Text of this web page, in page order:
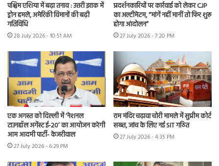
पश्चिम एशिया में बढ़ा तनाव : उत्तरी इराक में
ड्रोन हमले, अमेरिकी विमानों की बढ़ी
गतिविधि
28 July 2026 - 10:51 AM
प्रदर्शनकारियों पर कार्रवाई को लेकर CJP
का अल्टीमेटम, “मांगें नहीं मानीं तो फिर शुरू
होगा आंदोलन”
27 July 2026 - 7:20 PM
एक अगस्त को दिल्ली में ‘नेशनल
टाउनहॉल अगेंस्ट ई-20’ का आयोजन करेगी
आम आदमी पार्टी- केजरीवाल
27 July 2026 - 6:29 PM
राम मंदिर चढ़ावा चोरी मामले में सुप्रीम कोर्ट
सख्त, जांच के लिए नई SIT गठित
27 July 2026 - 4:35 PM